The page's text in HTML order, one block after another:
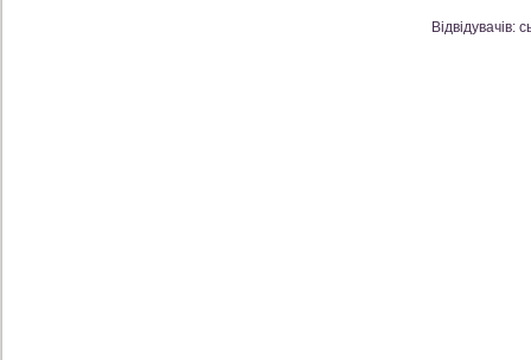
Відвідувачів: